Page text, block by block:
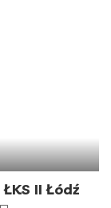
II Łódź